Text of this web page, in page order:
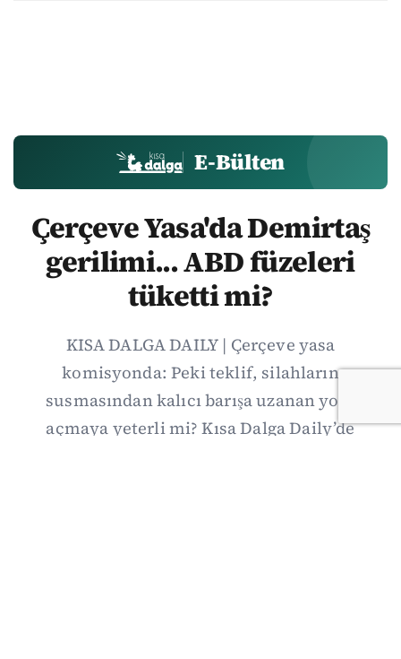
E-Bülten
Çerçeve Yasa'da Demirtaş
gerilimi... ABD füzeleri
tüketti mi?
KISA DALGA DAILY | Çerçeve yasa
komisyonda: Peki teklif, silahların
susmasından kalıcı barışa uzanan yolu
açmaya yeterli mi? Kısa Dalga Daily’de